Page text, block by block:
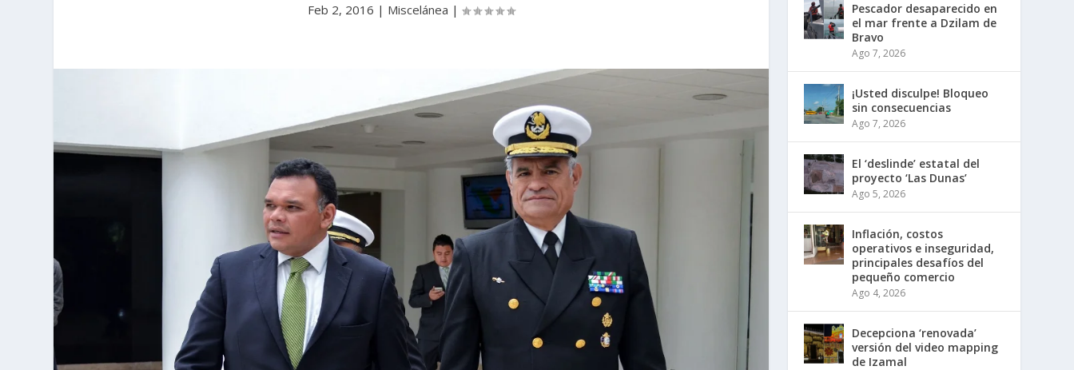
Feb 2, 2016 | Miscelánea |
Pescador desaparecido en
el mar frente a Dzilam de
Bravo
Ago 7, 2026
¡Usted disculpe! Bloqueo
sin consecuencias
Ago 7, 2026
El ‘deslinde’ estatal del
proyecto ‘Las Dunas’
Ago 5, 2026
Inflación, costos
operativos e inseguridad,
principales desafíos del
pequeño comercio
Ago 4, 2026
Decepciona ‘renovada’
versión del video mapping
de Izamal